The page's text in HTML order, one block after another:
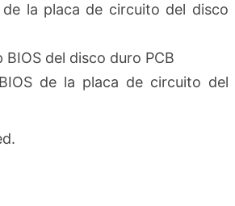
la placa de circuito del disco
del disco duro PCB
de la placa de circuito del